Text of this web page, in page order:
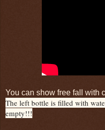
You can show free fall with
The left bottle is filled with
empty!!!